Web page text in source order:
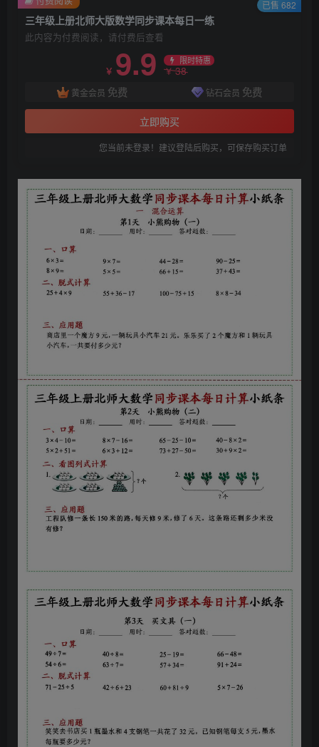
三年级上册北师大版数学同步课本每日一练
此内容为付费阅读，请付费后查看
￥ 9.9 限时特惠
￥38
黄金会员 免费 钻石会员 免费
立即购买
您当前未登录！建议登陆后购买，可保存购买订单
已售 682